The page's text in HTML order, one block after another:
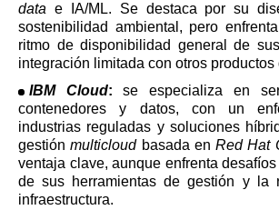
data e IA/ML. Se destaca por su
sostenibilidad ambiental, pero
ritmo de disponibilidad general de
integración limitada con otros productos
IBM Cloud: se especializa en
contenedores y datos, con un
industrias reguladas y soluciones
gestiónmulticloud basada en Red Hat
ventaja clave, aunque enfrenta
de sus herramientas de gestión y la
infraestructura.